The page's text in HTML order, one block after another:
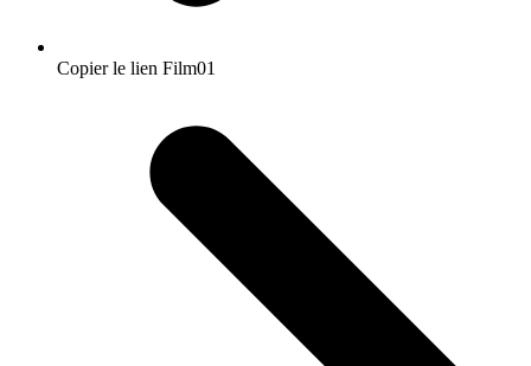
Copier le lien Film01